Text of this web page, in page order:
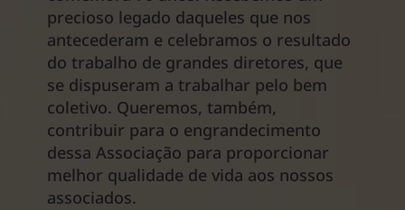
precioso legado daqueles que nos
antecederam e celebramos o resultado
do trabalho de grandes diretores, que
se dispuseram a trabalhar pelo bem
coletivo. Queremos, também,
contribuir para o engrandecimento
dessa Associação para proporcionar
melhor qualidade de vida aos nossos
associados.